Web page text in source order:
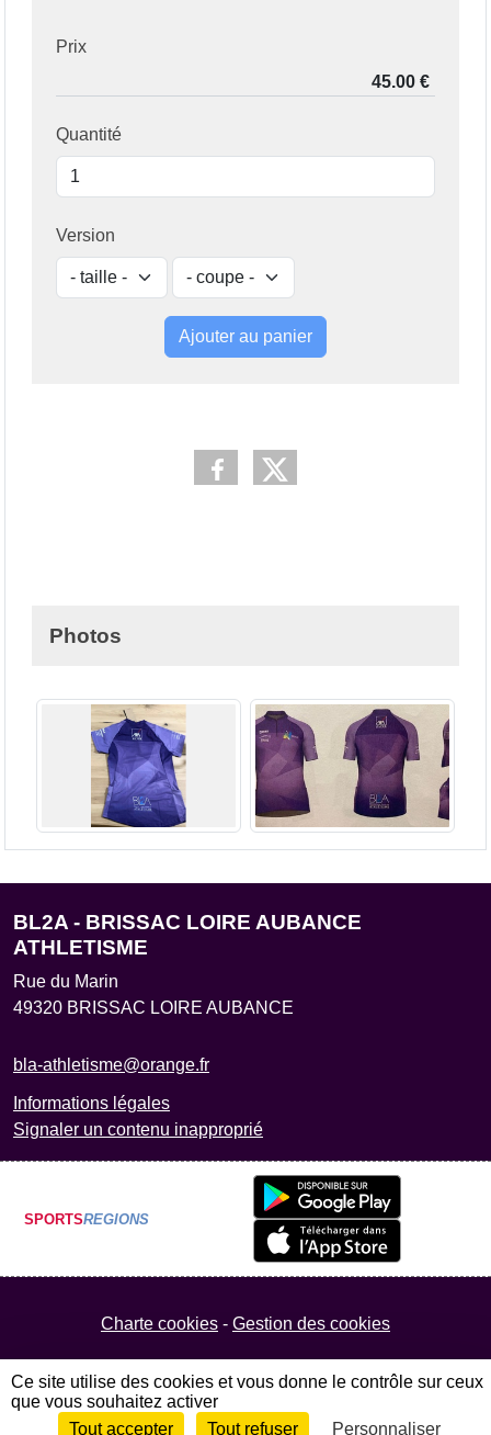
Prix
Quantité
Version
Ajouter au panier
Photos
BL2A - BRISSAC LOIRE AUBANCE
ATHLETISME
Rue du Marin
49320 BRISSAC LOIRE AUBANCE
bla-athletisme@orange.fr
Informations légales
Signaler un contenu inapproprié
SPORTSREGIONS
Charte cookies Gestion des cookies
Envie de participer ? Connexion
Ce site utilise des cookies et vous donne le contrôle sur ceux
que vous souhaitez activer
Tout accepter
Tout refuser Personnaliser